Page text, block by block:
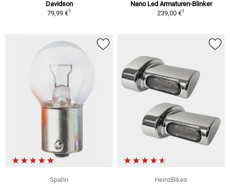
Davidson
79,99 €1
Nano Led Armaturen-Blinker
239,00 €1
Spahn
HeinzBikes